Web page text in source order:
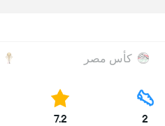
كأس مصر
2
7.2